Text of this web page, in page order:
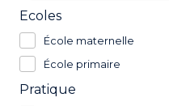
Ecoles
École maternelle
École primaire
Pratique